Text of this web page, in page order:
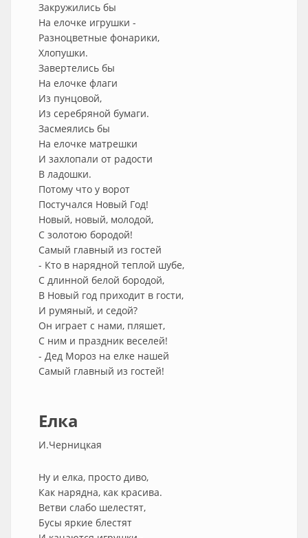
Закружились бы
На елочке игрушки -
Разноцветные фонарики,
Хлопушки.
Завертелись бы
На елочке флаги
Из пунцовой,
Из серебряной бумаги.
Засмеялись бы
На елочке матрешки
И захлопали от радости
В ладошки.
Потому что у ворот
Постучался Новый Год!
Новый, новый, молодой,
С золотою бородой!
Самый главный из гостей
- Кто в нарядной теплой шубе,
С длинной белой бородой,
В Новый год приходит в гости,
И румяный, и седой?
Он играет с нами, пляшет,
С ним и праздник веселей!
- Дед Мороз на елке нашей
Самый главный из гостей!
Елка
И.Черницкая
Ну и елка, просто диво,
Как нарядна, как красива.
Ветви слабо шелестят,
Бусы яркие блестят